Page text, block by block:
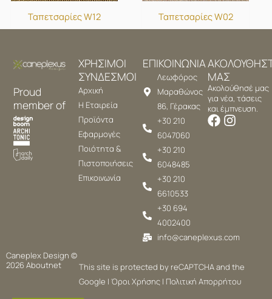
Ταπετσαρίες W12 Ταπετσαρίες W02
Proud
member of
ΧΡΗΣΙΜΟΙ
ΣΥΝΔΕΣΜΟΙ
Αρχική
Η Εταιρεία
Προϊόντα
Εφαρμογές
Ποιότητα &
Πιστοποιήσεις
Επικοινωνία
ΕΠΙΚΟΙΝΩΝΙΑ
Λεωφόρος
Μαραθώνος
86, Γέρακας
+30 210
6047060
+30 210
6048485
+30 210
6610533
+30 694
4002400
info@caneplexus.com
ΜΑΣ
Ακολούθησέ μας
για νέα, τάσεις
και έμπνευση.
Caneplex Design ©
2026 Aboutnet
This site is protected by reCAPTCHA and the
Google | Όροι Χρήσης| Πολιτική Απορρήτου